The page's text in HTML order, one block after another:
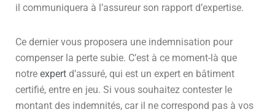
il communiquera à l’assureur son rapport d’expertise.
Ce dernier vous proposera une indemnisation pour
compenser la perte subie. C’est à ce moment-là que
notre expert d’assuré, qui est un expert en bâtiment
certifié, entre en jeu. Si vous souhaitez contester le
montant des indemnités, car il ne correspond pas à vos